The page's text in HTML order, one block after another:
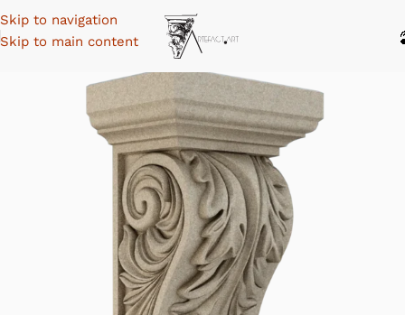
Skip to navigation
Skip to main content